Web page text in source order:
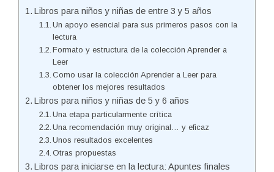
Libros para niños y niñas de entre 3 y 5 años
Un apoyo esencial para sus primeros pasos con la
lectura
Formato y estructura de la colección Aprender a
Leer
Como usar la colección Aprender a Leer para
obtener los mejores resultados
Libros para niños y niñas de 5 y 6 años
Una etapa particularmente crítica
Una recomendación muy original… y eficaz
Unos resultados excelentes
Otras propuestas
Libros para iniciarse en la lectura: Apuntes finales